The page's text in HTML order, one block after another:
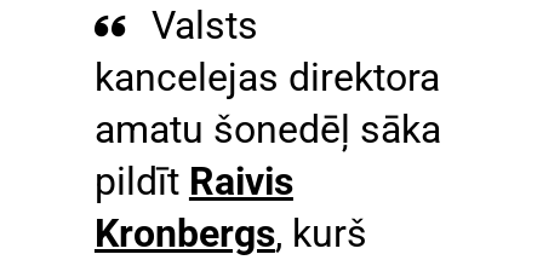
Valsts
kancelejas direktora
amatu šonedēļ sāka
pildīt Raivis
Kronbergs, kurš